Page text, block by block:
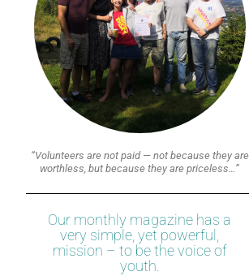
“Volunteers are not paid — not because they are
worthless, but because they are priceless…”
Our monthly magazine has a
very simple, yet powerful,
mission – to be the voice of
youth.